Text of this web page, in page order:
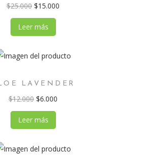
$25.000 $15.000
Leer más
LAVENDER
$12.000 $6.000
Leer más